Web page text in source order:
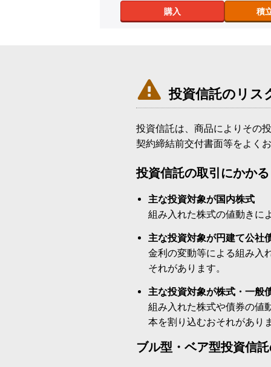
購入 積
 投資信託のリス
投資信託は、商品によりその
契約締結前交付書面等をよく
投資信託の取引にかか
主な投資対象が国内株式
組み入れた株式の値動きに
主な投資対象が円建て公社
金利の変動等による組み入
それがあります。
主な投資対象が株式・一般
組み入れた株式や債券の値
本を割り込むおそれがあり
ブル型・ベア型投資信